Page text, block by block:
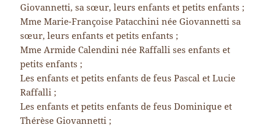
Giovannetti, sa sœur, leurs enfants et petits enfants ;
Mme Marie-Françoise Patacchini née Giovannetti sa
sœur, leurs enfants et petits enfants ;
Mme Armide Calendini née Raffalli ses enfants et
petits enfants ;
Les enfants et petits enfants de feus Pascal et Lucie
Raffalli ;
Les enfants et petits enfants de feus Dominique et
Thérèse Giovannetti ;